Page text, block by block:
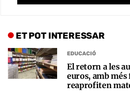
ET POT INTERESSAR
EDUCACIÓ
El retorn a les
euros, amb
reaprofiten